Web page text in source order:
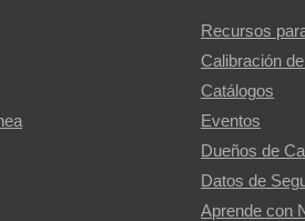
Recursos
Calibración
Catálogos
Eventos
Dueños de
Datos de
Aprende con